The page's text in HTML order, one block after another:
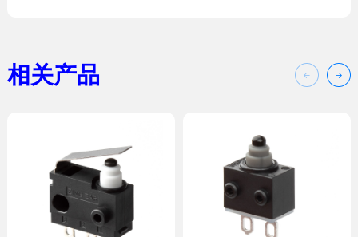
相关产品